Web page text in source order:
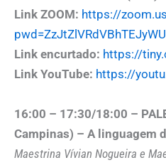
Link ZOOM: https://
Link encurtado: https://
Link YouTube: https://
16:00 – 17:30/18:00 –
Campinas) – A linguagem
Maestrina Vívian Nogueira e